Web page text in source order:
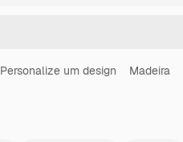
Personalize um design Madeira